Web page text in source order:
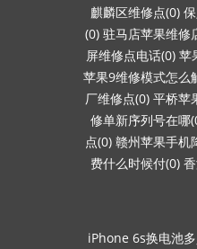
麒麟区维修点(0)
(0) 驻马店苹果维修
屏维修点电话(0) 苹
苹果9维修模式怎么
厂维修点(0) 平桥苹
修单新序列号在哪
点(0) 赣州苹果手机
费什么时候付(0)
iPhone 6s换电池